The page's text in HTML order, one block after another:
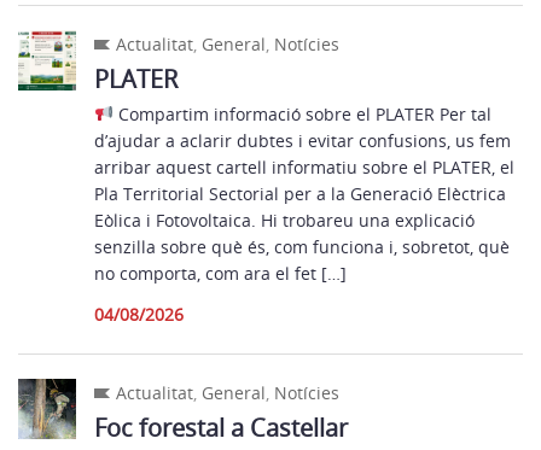
Actualitat, General, Notícies
PLATER
Compartim informació sobre el PLATER Per tal
d’ajudar a aclarir dubtes i evitar confusions, us fem
arribar aquest cartell informatiu sobre el PLATER, el
Pla Territorial Sectorial per a la Generació Elèctrica
Eòlica i Fotovoltaica. Hi trobareu una explicació
senzilla sobre què és, com funciona i, sobretot, què
no comporta, com ara el fet […]
04/08/2026
Actualitat, General, Notícies
Foc forestal a Castellar